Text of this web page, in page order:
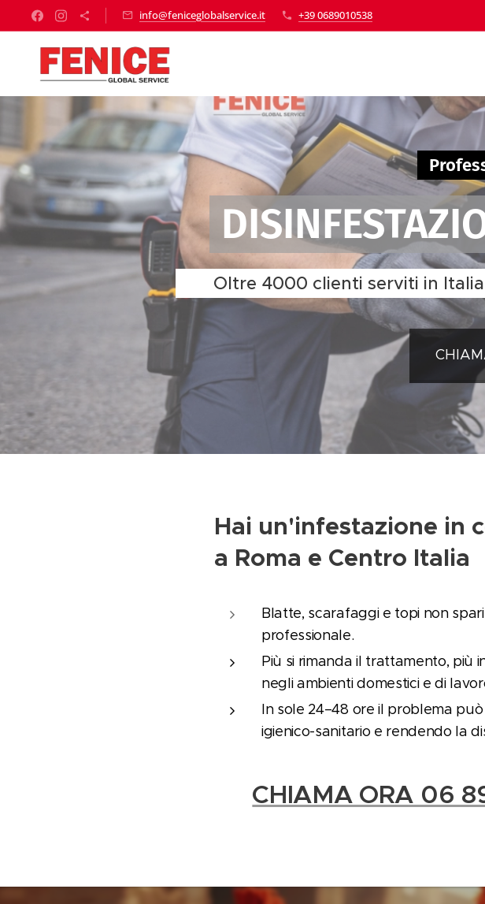
info@feniceglobalservice.it +39 0689010538
✔ Oltre 4000 clienti serviti in
Hai un'infestazione in
a Roma e Centro Italia
Blatte, scarafaggi e topi non
professionale.
Più si rimanda il trattamento, più
negli ambienti domestici e di
In sole 24–48 ore il problema
igienico-sanitario e rendendo la
CHIAMA ORA 06